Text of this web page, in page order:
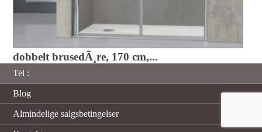
dobbelt brusedÃ¸re, 170 cm,...
Tel :
Blog
Almindelige salgsbetingelser